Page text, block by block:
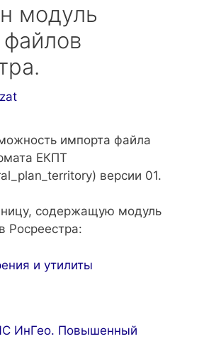
модуль
импорта файла
ЕКПТ
версии 01.
содержащую модуль
Росреестра:
и утилиты
ИнГео. Повышенный